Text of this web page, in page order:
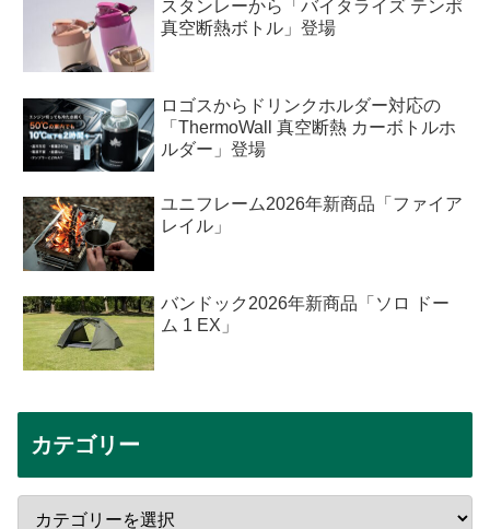
スタンレーから「バイタライズ テンポ
真空断熱ボトル」登場
ロゴスからドリンクホルダー対応の
「ThermoWall 真空断熱 カーボトルホ
ルダー」登場
ユニフレーム2026年新商品「ファイア
レイル」
バンドック2026年新商品「ソロ ドー
ム 1 EX」
カテゴリー